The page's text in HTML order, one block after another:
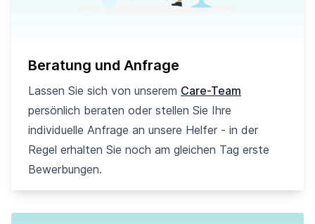
Beratung und Anfrage
Lassen Sie sich von unserem Care-Team
persönlich beraten oder stellen Sie Ihre
individuelle Anfrage an unsere Helfer - in der
Regel erhalten Sie noch am gleichen Tag erste
Bewerbungen.